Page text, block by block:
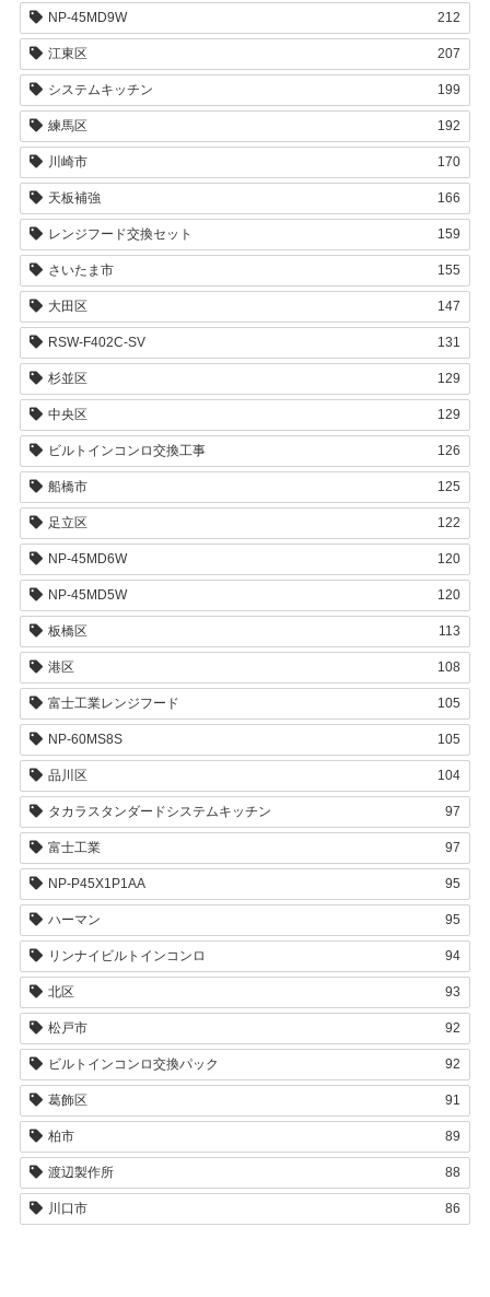
NP-45MD9W 212
江東区 207
システムキッチン 199
練馬区 192
川崎市 170
天板補強 166
レンジフード交換セット 159
さいたま市 155
大田区 147
RSW-F402C-SV 131
杉並区 129
中央区 129
ビルトインコンロ交換工事 126
船橋市 125
足立区 122
NP-45MD6W 120
NP-45MD5W 120
板橋区 113
港区 108
富士工業レンジフード 105
NP-60MS8S 105
品川区 104
タカラスタンダードシステムキッチン 97
富士工業 97
NP-P45X1P1AA 95
ハーマン 95
リンナイビルトインコンロ 94
北区 93
松戸市 92
ビルトインコンロ交換パック 92
葛飾区 91
柏市 89
渡辺製作所 88
川口市 86